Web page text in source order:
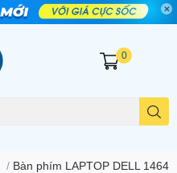
0
/ Bàn phím LAPTOP DELL 1464